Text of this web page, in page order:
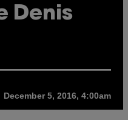
Denis
December 5, 2016, 4:00am